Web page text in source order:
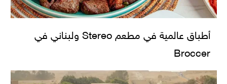
أطباق عالمية في مطعم Stereo ولبناني في
Broccer